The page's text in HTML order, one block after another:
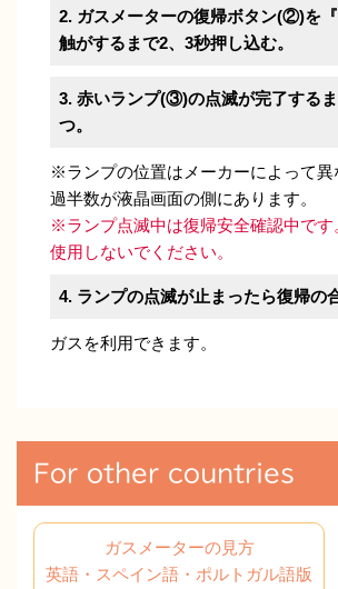
2. ガスメーターの復帰ボタン(②)を
触がするまで2、3秒押し込む。
3. 赤いランプ(③)の点滅が完了する
つ。
※ランプの位置はメーカーによって異
過半数が液晶画面の側にあります。
※ランプ点滅中は復帰安全確認中です
使用しないでください。
4. ランプの点滅が止まったら復帰の
ガスを利用できます。
For other countries
ガスメーターの見方
英語・スペイン語・ポルトガル語版